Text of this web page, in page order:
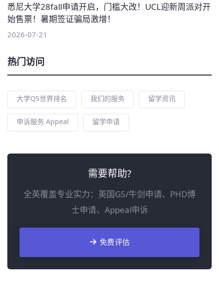
悉尼大学28fall申请开启，门槛大改！UCL迎新周派对开
始售票！暑期签证骗局激增！
2026-07-21
热门访问
大学QS世界排名 我们的服务 留学资讯
申诉服务 Appeal 留学申请
需要帮助?
全英覆盖专业实力：英国G5/牛剑申请、PHD博
士申请、Appeal申诉
免费评估